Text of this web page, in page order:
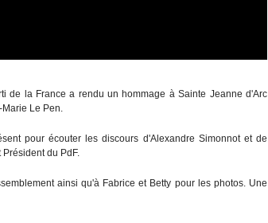
de la France a rendu un hommage à Sainte Jeanne d'Arc
Le Pen.
pour écouter les discours d'Alexandre Simonnot et de
du PdF.
ainsi qu'à Fabrice et Betty pour les photos. Une